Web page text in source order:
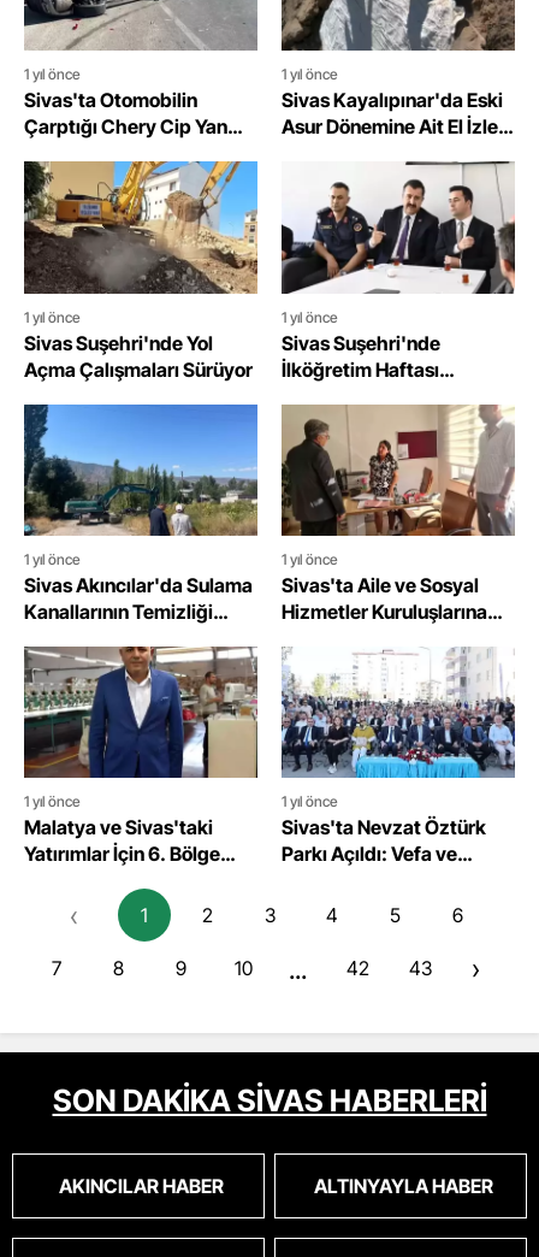
1 yıl önce
Sivas'ta Otomobilin
Çarptığı Chery Cip Yan
1 yıl önce
Sivas Kayalıpınar'da Eski
Asur Dönemine Ait El İzleri
1 yıl önce
Sivas Suşehri'nde Yol
Açma Çalışmaları Sürüyor
1 yıl önce
Sivas Suşehri'nde
İlköğretim Haftası
1 yıl önce
Sivas Akıncılar'da Sulama
Kanallarının Temizliği
1 yıl önce
Sivas'ta Aile ve Sosyal
Hizmetler Kuruluşlarına
1 yıl önce
Malatya ve Sivas'taki
Yatırımlar İçin 6. Bölge
Uzatılmalı
1 yıl önce
Sivas'ta Nevzat Öztürk
Parkı Açıldı: Vefa ve
‹ 1 2 3 4 5 6
7 8 9 10 ... 42 43 ›
SON DAKİKA SİVAS HABERLERİ
AKINCILAR HABER ALTINYAYLA HABER